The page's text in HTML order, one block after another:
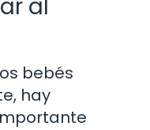
al
bebés
hay